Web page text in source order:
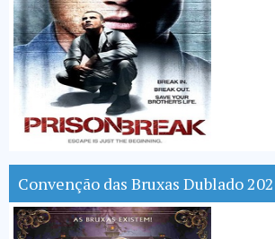
Convenção das Bruxas Dublado